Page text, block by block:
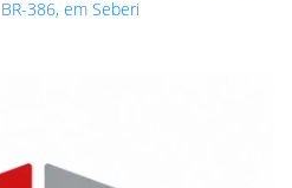
BR-386, em Seberi